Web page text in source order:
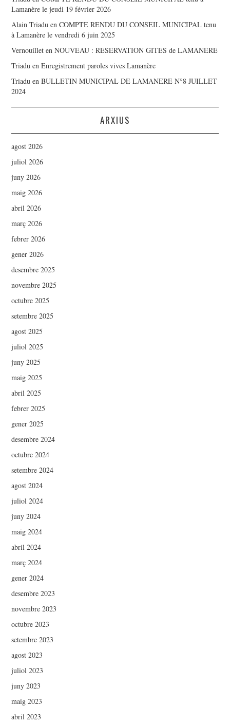
Lamanère le jeudi 19 février 2026
Alain Triadu enCOMPTE RENDU DU CONSEIL MUNICIPAL tenu
à Lamanère le vendredi 6 juin 2025
Vernouillet enNOUVEAU : RESERVATION GITES de LAMANERE
Triadu enEnregistrement paroles vives Lamanère
Triadu enBULLETIN MUNICIPAL DE LAMANERE N°8 JUILLET
2024
ARXIUS
agost 2026
juliol 2026
juny 2026
maig 2026
abril 2026
març 2026
febrer 2026
gener 2026
desembre 2025
novembre 2025
octubre 2025
setembre 2025
agost 2025
juliol 2025
juny 2025
maig 2025
abril 2025
febrer 2025
gener 2025
desembre 2024
octubre 2024
setembre 2024
agost 2024
juliol 2024
juny 2024
maig 2024
abril 2024
març 2024
gener 2024
desembre 2023
novembre 2023
octubre 2023
setembre 2023
agost 2023
juliol 2023
juny 2023
maig 2023
abril 2023